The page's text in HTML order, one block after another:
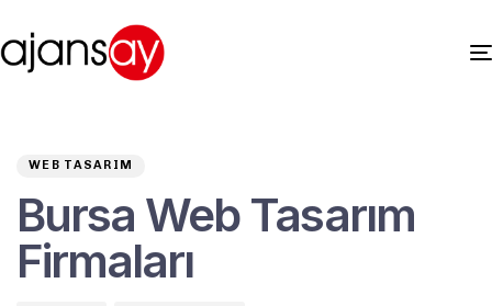
WEB TASARIM
Bursa Web Tasarım
Firmaları